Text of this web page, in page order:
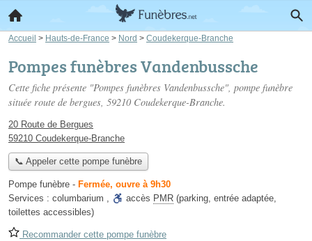
Accueil > Hauts-de-France > Nord > Coudekerque-Branche
Pompes funèbres Vandenbussche
Cette fiche présente "Pompes funèbres Vandenbussche", pompe funèbre
située route de bergues, 59210 Coudekerque-Branche.
20 Route de Bergues
59210 Coudekerque-Branche
📞 Appeler cette pompe funèbre
Pompe funèbre - Fermée, ouvre à 9h30
Services : columbarium , accès PMR (parking, entrée adaptée,
toilettes accessibles)
Recommander cette pompe funèbre